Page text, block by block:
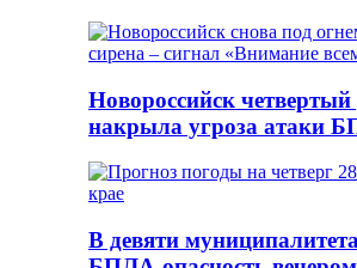
Новороссийск четвертый
накрыла угроза атаки
В девяти